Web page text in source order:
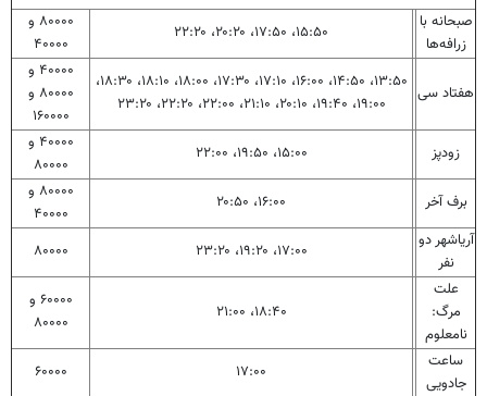
صبحانه با
زرافه‌ها
۱۵:۵۰، ۱۷:۵۰، ۲۰:۲۰، ۲۲:۲۰
۸۰۰۰۰ و
۴۰۰۰۰
هفتاد سی
۱۳:۵۰، ۱۴:۵۰، ۱۶:۰۰، ۱۷:۱۰، ۱۷:۳۰، ۱۸:۰۰، ۱۸:۱۰، ۱۸:۳۰،
۱۹:۰۰، ۱۹:۴۰، ۲۰:۱۰، ۲۱:۱۰، ۲۲:۰۰، ۲۲:۲۰، ۲۳:۲۰
۴۰۰۰۰ و
۸۰۰۰۰ و
۱۶۰۰۰۰
زودپز
۱۵:۰۰، ۱۹:۵۰، ۲۲:۰۰
۴۰۰۰۰ و
۸۰۰۰۰
برف آخر
۱۶:۰۰، ۲۰:۵۰
۸۰۰۰۰ و
۴۰۰۰۰
آریاشهر دو
نفر
۱۷:۰۰، ۱۹:۲۰، ۲۳:۲۰
۸۰۰۰۰
علت
مرگ:
نامعلوم
۱۸:۴۰، ۲۱:۰۰
۶۰۰۰۰ و
۸۰۰۰۰
ساعت
جادویی
۱۷:۰۰
۶۰۰۰۰